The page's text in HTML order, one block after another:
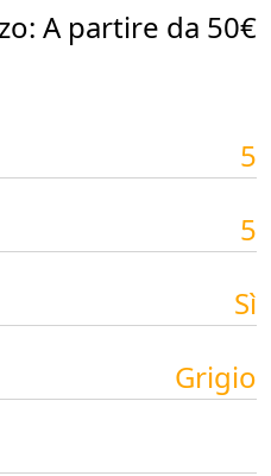
A partire da 50€
5
5
Sì
Grigio